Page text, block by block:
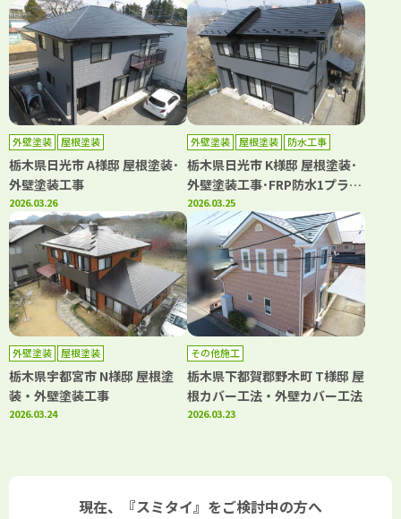
外壁塗装 屋根塗装
栃木県日光市 A様邸 屋根塗装･
外壁塗装工事
2026.03.26
外壁塗装 屋根塗装 防水工事
栃木県日光市 K様邸 屋根塗装･
外壁塗装工事･FRP防水1プライ
工法
2026.03.25
外壁塗装 屋根塗装
栃木県宇都宮市 N様邸 屋根塗
装・外壁塗装工事
2026.03.24
その他施工
栃木県下都賀郡野木町 T様邸 屋
根カバー工法・外壁カバー工法
2026.03.23
現在、『スミタイ』をご検討中の方へ